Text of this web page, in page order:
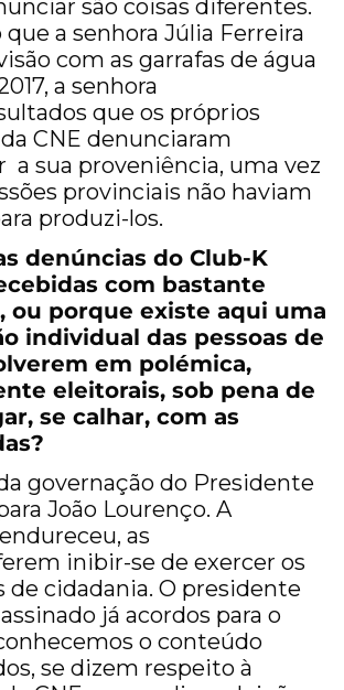
são coisas diferentes.
a senhora Júlia Ferreira
com as garrafas de água
a senhora
que os próprios
CNE denunciaram
a sua proveniência, uma vez
provinciais não haviam
produzi-los.
denúncias do Club-K
com bastante
ou porque existe aqui uma
individual das pessoas de
em polémica,
eleitorais, sob pena de
se calhar, com as
governação do Presidente
João Lourenço. A
as
inibir-se de exercer os
de cidadania. O presidente
já acordos para o
o conteúdo
se dizem respeito à